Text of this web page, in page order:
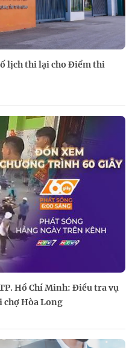
lịch thi lại cho Điểm thi
Hồ Chí Minh: Điều tra vụ
chợ Hòa Long